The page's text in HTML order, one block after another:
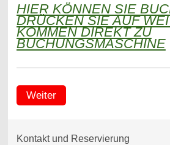
HIER KÖNNEN SIE
DRÜCKEN SIE AUF
KOMMEN DIREKT ZU
BUCHUNGSMASCHINE
Weiter
Kontakt und Reservierung